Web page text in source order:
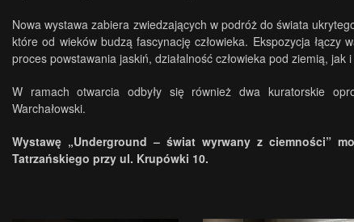
Nowa wystawa zabiera zwiedzających w podróż do świata
które od wieków budzą fascynację człowieka. Ekspozycja
proces powstawania jaskiń, działalność człowieka pod ziemią, jak
W ramach otwarcia odbyły się również dwa kuratorskie
Warchałowski.
Wystawę „Underground – świat wyrwany z ciemności”
Tatrzańskiego przy ul. Krupówki 10.